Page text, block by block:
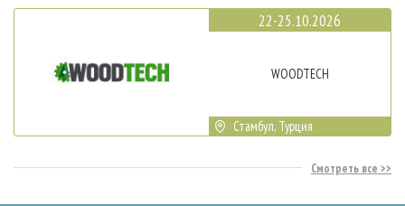
22-25.10.2026
WOODTECH
Стамбул, Турция
Смотреть все